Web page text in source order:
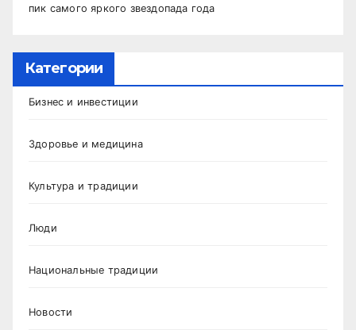
пик самого яркого звездопада года
Категории
Бизнес и инвестиции
Здоровье и медицина
Культура и традиции
Люди
Национальные традиции
Новости